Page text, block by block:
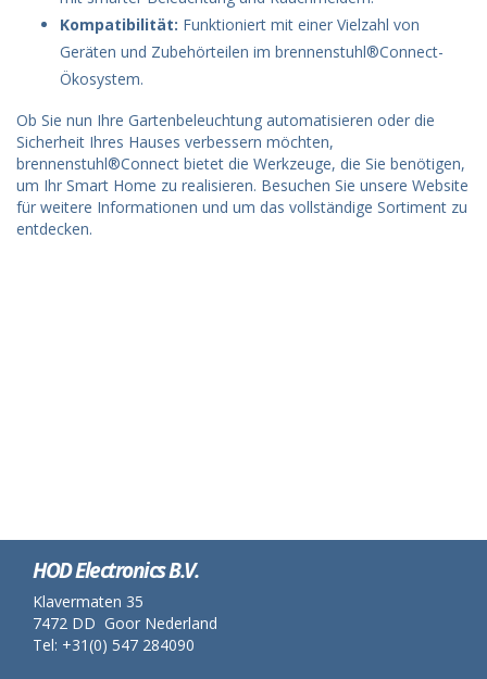
Kompatibilität: Funktioniert mit einer Vielzahl von
Geräten und Zubehörteilen im brennenstuhl®Connect-
Ökosystem.
Ob Sie nun Ihre Gartenbeleuchtung automatisieren oder die
Sicherheit Ihres Hauses verbessern möchten,
brennenstuhl®Connect bietet die Werkzeuge, die Sie benötigen,
um Ihr Smart Home zu realisieren. Besuchen Sie unsere Website
für weitere Informationen und um das vollständige Sortiment zu
entdecken.
HOD Electronics B.V.
Klavermaten 35
7472 DD Goor Nederland
Tel: +31(0) 547 284090